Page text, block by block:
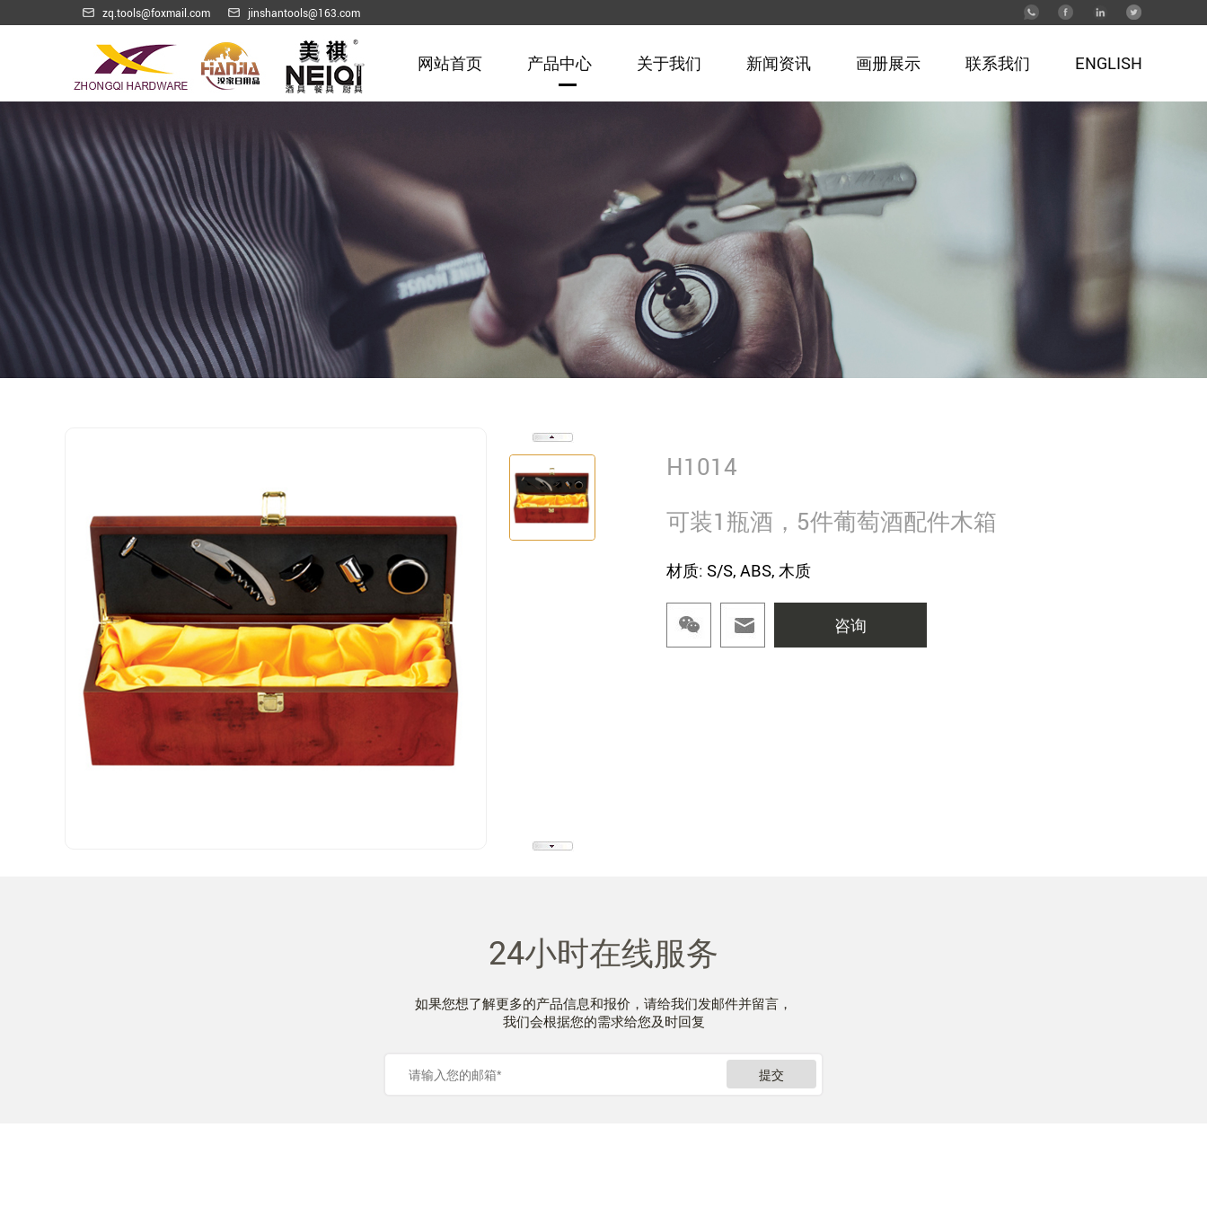
zq.tools@foxmail.com jinshantools@163.com
网站首页 产品中心
智能电子开瓶器/电子抽水器
餐厨工具组合系列
酒具木盒木座套装 塑料盒酒具套装
皮盒酒具套装 马口铁盒及纸礼品盒酒具套装
威士忌葡萄酒冰酒石 魔术快速醒酒器 真空红酒开瓶器/酒塞
酒瓶塞
关于我们 新闻资讯 画册展示 联系我们 ENGLISH
H1014
可装1瓶酒，5件葡萄酒配件木箱
材质: S/S, ABS, 木质
咨询
24小时在线服务
如果您想了解更多的产品信息和报价，请给我们发邮件并留言，
我们会根据您的需求给您及时回复
提交